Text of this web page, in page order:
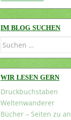
IM BLOG SUCHEN
Suchen
WIR LESEN GERN
Druckbuchstaben
Weltenwanderer
Bücher – Seiten zu